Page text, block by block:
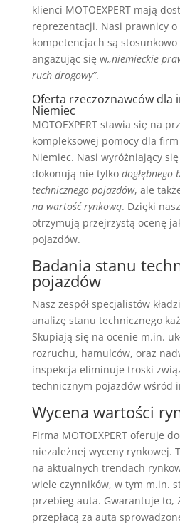
klienci MOTOEXPERT mają
reprezentacji. Nasi prawnicy o
kompetencjach są
angażując się w„niemieckie
ruch drogowy”.
Oferta rzeczoznawców dla
Niemiec
MOTOEXPERT stawia się na
kompleksowej pomocy dla
Niemiec. Nasi wyróżniający
dokonują nie tylko dogłębnego
technicznego pojazdów, ale
na wartość rynkową. Dzięki
otrzymują przejrzystą ocenę
pojazdów.
Badania stanu
pojazdów
Nasz zespół specjalistów
analizę stanu technicznego
Skupiają się na ocenie m.in.
rozruchu, hamulców, oraz
inspekcja eliminuje troski
technicznym pojazdów wśród
Wycena wartości
Firma MOTOEXPERT oferuje
niezależnej wyceny rynkowej.
na aktualnych trendach
wiele czynników, w tym m.in.
przebieg auta. Gwarantuje to,
przepłacą za auta